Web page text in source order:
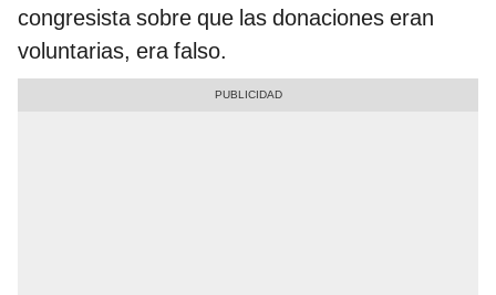
congresista sobre que las donaciones eran
voluntarias, era falso.